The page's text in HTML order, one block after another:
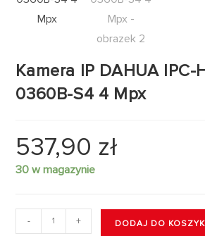
Kamera IP DAHUA IPC-
0360B-S4 4 Mpx
537,90 zł
30 w magazynie
- + DODAJ DO